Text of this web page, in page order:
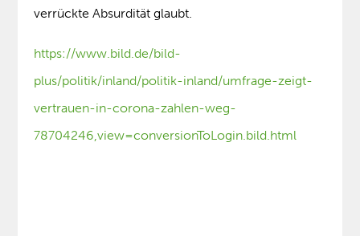
verrückte Absurdität glaubt.
https://www.bild.de/bild-
plus/politik/inland/politik-inland/umfrage-zeigt-
vertrauen-in-corona-zahlen-weg-
78704246,view=conversionToLogin.bild.html